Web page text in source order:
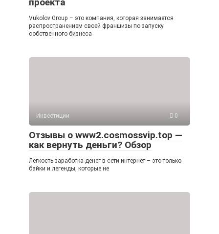
проекта
Vukolov Group – это компания, которая занимается
распространением своей франшизы по запуску
собственного бизнеса
Инвестиции 0
Отзывы о www2.cosmossvip.top —
как вернуть деньги? Обзор
Легкость заработка денег в сети интернет – это только
байки и легенды, которые не